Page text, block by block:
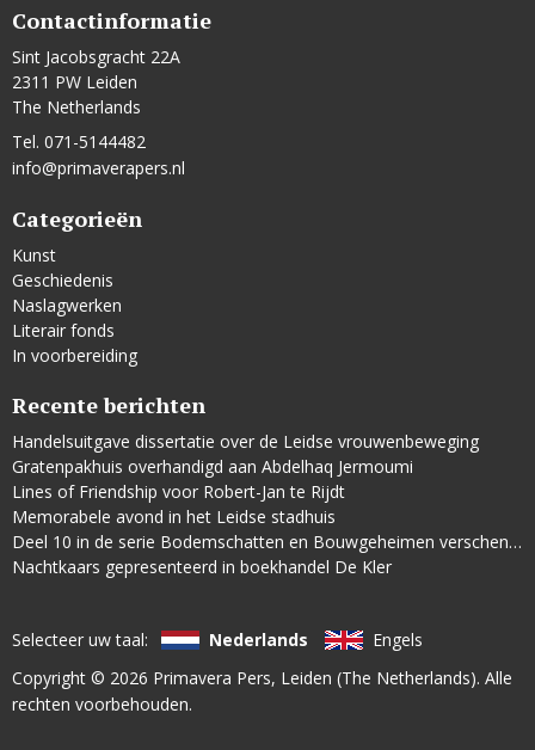
Contactinformatie
Sint Jacobsgracht 22A
2311 PW Leiden
The Netherlands
Tel. 071-5144482
info@primaverapers.nl
Categorieën
Kunst
Geschiedenis
Naslagwerken
Literair fonds
In voorbereiding
Recente berichten
Handelsuitgave dissertatie over de Leidse vrouwenbeweging
Gratenpakhuis overhandigd aan Abdelhaq Jermoumi
Lines of Friendship voor Robert-Jan te Rijdt
Memorabele avond in het Leidse stadhuis
Deel 10 in de serie Bodemschatten en Bouwgeheimen verschenen
Nachtkaars gepresenteerd in boekhandel De Kler
Selecteer uw taal: Nederlands
Engels
Copyright © 2026 Primavera Pers, Leiden (The Netherlands). Alle
rechten voorbehouden.